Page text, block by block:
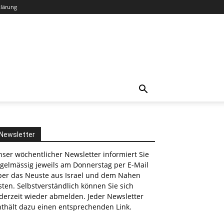
Newsletter
wöchentlicher Newsletter informiert Sie
jeweils am Donnerstag per E-Mail
das Neuste aus Israel und dem Nahen
Selbstverständlich können Sie sich
wieder abmelden. Jeder Newsletter
dazu einen entsprechenden Link.